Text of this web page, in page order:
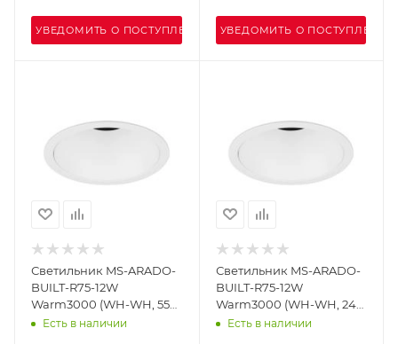
УВЕДОМИТЬ О ПОСТУПЛЕНИИ УВЕДОМИТЬ О ПОСТУПЛЕНИИ
Светильник MS-ARADO-
BUILT-R75-12W
Warm3000 (WH-WH, 55
deg, 230V) (Arlight, IP20
Есть в наличии
Светильник MS-ARADO-
BUILT-R75-12W
Warm3000 (WH-WH, 24
deg, 230V) (Arlight, IP20
Есть в наличии